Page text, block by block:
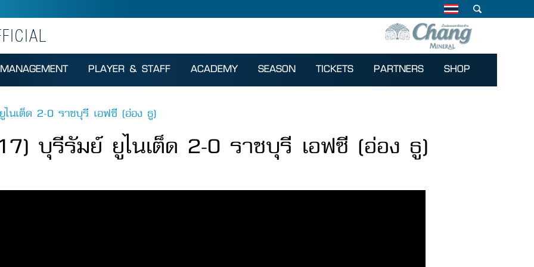
MANAGEMENT PLAYER & STAFF ACADEMY SEASON TICKETS PARTNERS SHOP
ไนเต็ด 2-0 ราชบุรี เอฟซี (อ่อง ธู)
บุรีรัมย์ ยูไนเต็ด 2-0 ราชบุรี เอฟซี (อ่อง ธู)